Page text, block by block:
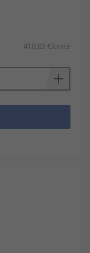
410,83 €/unité